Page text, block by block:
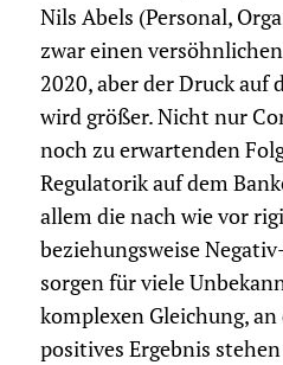
Nils Abels (Personal,
zwar einen
2020, aber der Druck auf
wird größer. Nicht nur
noch zu erwartenden
Regulatorik auf dem
allem die nach wie vor
beziehungsweise
sorgen für viele
komplexen Gleichung,
positives Ergebnis